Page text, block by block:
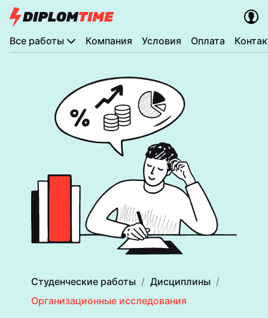
Все работы Компания Условия Оплата
Студенческие работы
Дисциплины
Организационные исследования